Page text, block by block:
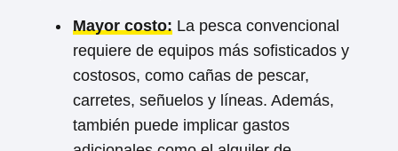
Mayor costo: La pesca convencional
requiere de equipos más sofisticados y
costosos, como cañas de pescar,
carretes, señuelos y líneas. Además,
también puede implicar gastos